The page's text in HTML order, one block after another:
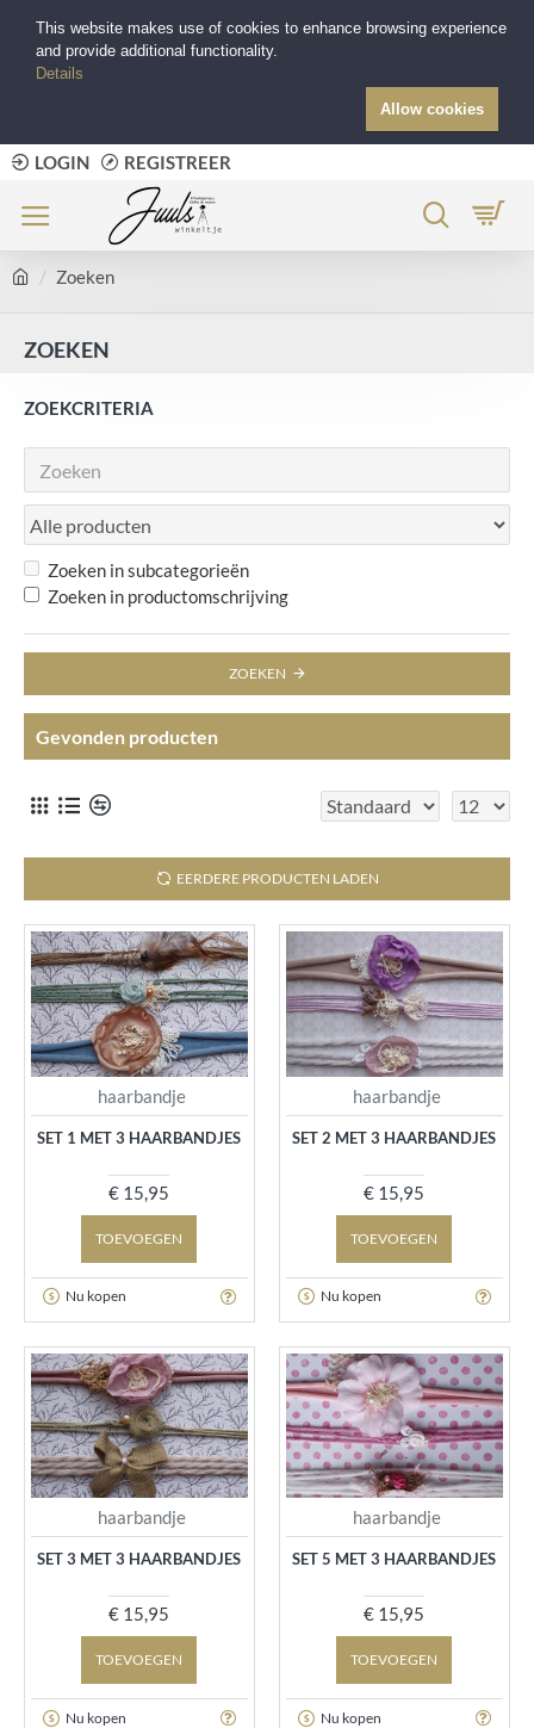
LOGIN REGISTREER
Zoeken
ZOEKEN
ZOEKCRITERIA
Zoeken in subcategorieën
Zoeken in productomschrijving
ZOEKEN
Gevonden producten
EERDERE PRODUCTEN LADEN
haarbandje
SET 1 MET 3 HAARBANDJES
€ 15,95
TOEVOEGEN
Nu kopen
haarbandje
SET 2 MET 3 HAARBANDJES
€ 15,95
TOEVOEGEN
Nu kopen
haarbandje
SET 3 MET 3 HAARBANDJES
€ 15,95
TOEVOEGEN
Nu kopen
haarbandje
SET 5 MET 3 HAARBANDJES
€ 15,95
TOEVOEGEN
Nu kopen
This website makes use of cookies to enhance browsing experience
and provide additional functionality.
Details
Allow cookies